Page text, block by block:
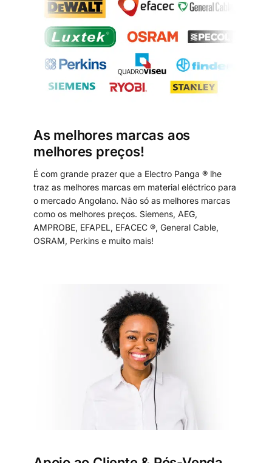
As melhores marcas aos
melhores preços!
É com grande prazer que a Electro Panga ® lhe
traz as melhores marcas em material eléctrico para
o mercado Angolano. Não só as melhores marcas
como os melhores preços. Siemens, AEG,
AMPROBE, EFAPEL, EFACEC ®, General Cable,
OSRAM, Perkins e muito mais!